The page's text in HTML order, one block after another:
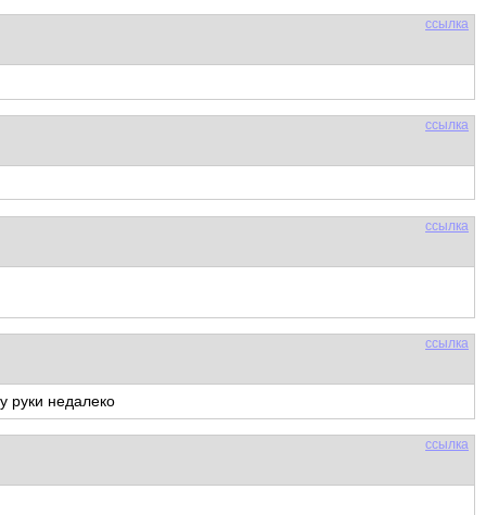
ссылка
ссылка
ссылка
ссылка
руки недалеко
ссылка